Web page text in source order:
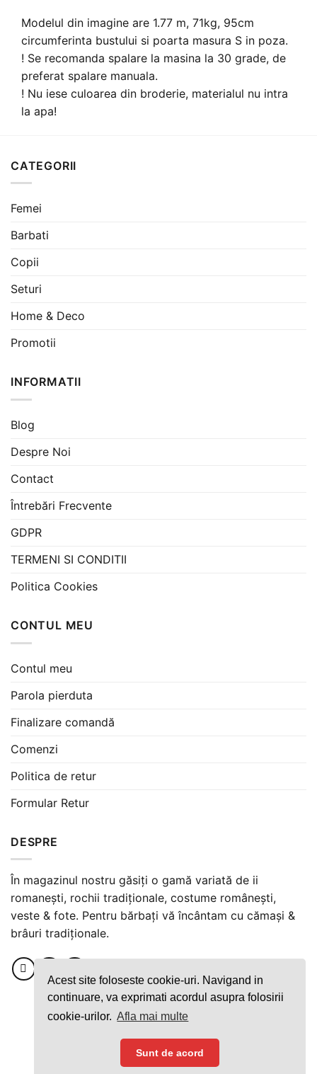
Acest site foloseste cookie-uri. Navigand in
continuare, va exprimati acordul asupra folosirii
cookie-urilor. Afla mai multe
Sunt de acord
Modelul din imagine are 1.77 m, 71kg, 95cm
circumferinta bustului si poarta masura S in poza.
! Se recomanda spalare la masina la 30 grade, de
preferat spalare manuala.
! Nu iese culoarea din broderie, materialul nu intra
la apa!
CATEGORII
Femei
Barbati
Copii
Seturi
Home & Deco
Promotii
INFORMATII
Blog
Despre Noi
Contact
Întrebări Frecvente
GDPR
TERMENI SI CONDITII
Politica Cookies
CONTUL MEU
Contul meu
Parola pierduta
Finalizare comandă
Comenzi
Politica de retur
Formular Retur
DESPRE
În magazinul nostru găsiți o gamă variată de ii
romanești, rochii tradiționale, costume românești,
veste & fote. Pentru bărbați vă încântam cu cămași &
brâuri tradiționale.
Copyright ©️ 2021 Uberescent SRL.